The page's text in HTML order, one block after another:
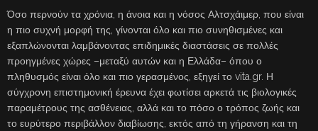
Όσο περνούν τα χρόνια, η άνοια και η νόσος Αλτσχάιμερ, που είναι
η πιο συχνή μορφή της, γίνονται όλο και πιο συνηθισμένες και
εξαπλώνονται λαμβάνοντας επιδημικές διαστάσεις σε πολλές
προηγμένες χώρες –μεταξύ αυτών και η Ελλάδα– όπου ο
πληθυσμός είναι όλο και πιο γερασμένος, εξηγεί το vita.gr. Η
σύγχρονη επιστημονική έρευνα έχει φωτίσει αρκετά τις βιολογικές
παραμέτρους της ασθένειας, αλλά και το πόσο ο τρόπος ζωής και
το ευρύτερο περιβάλλον διαβίωσης, εκτός από τη γήρανση και τη